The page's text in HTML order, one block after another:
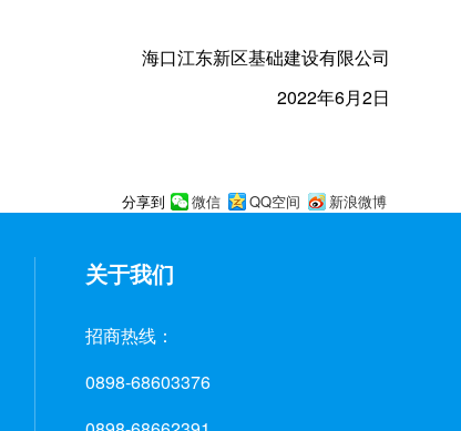
海口江东新区基础建设有限公司
2022年6月2日
分享到 微信 QQ空间 新浪微博
关于我们
招商热线：
0898-68603376